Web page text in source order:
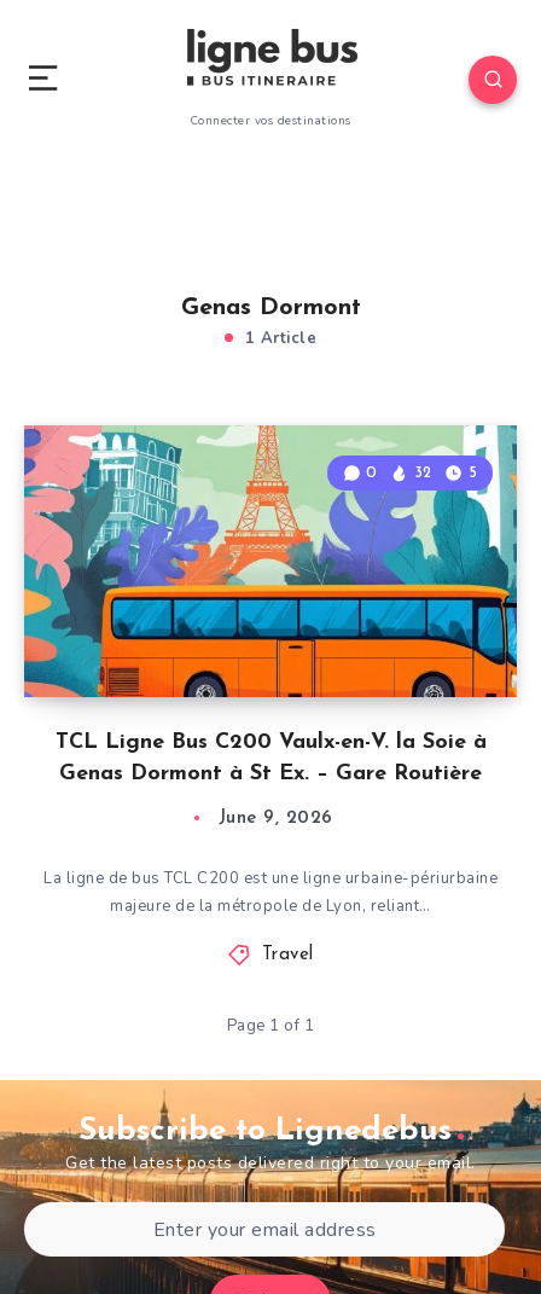
Connecter vos destinations
Genas Dormont
1 Article
TCL Ligne Bus C200 Vaulx-en-V. la Soie à
Genas Dormont à St Ex. – Gare Routière
0 32 5
June 9, 2026
La ligne de bus TCL C200 est une ligne urbaine-périurbaine
majeure de la métropole de Lyon, reliant…
Travel
Page 1 of 1
Subscribe to Lignedebus
Get the latest posts delivered right to your email.